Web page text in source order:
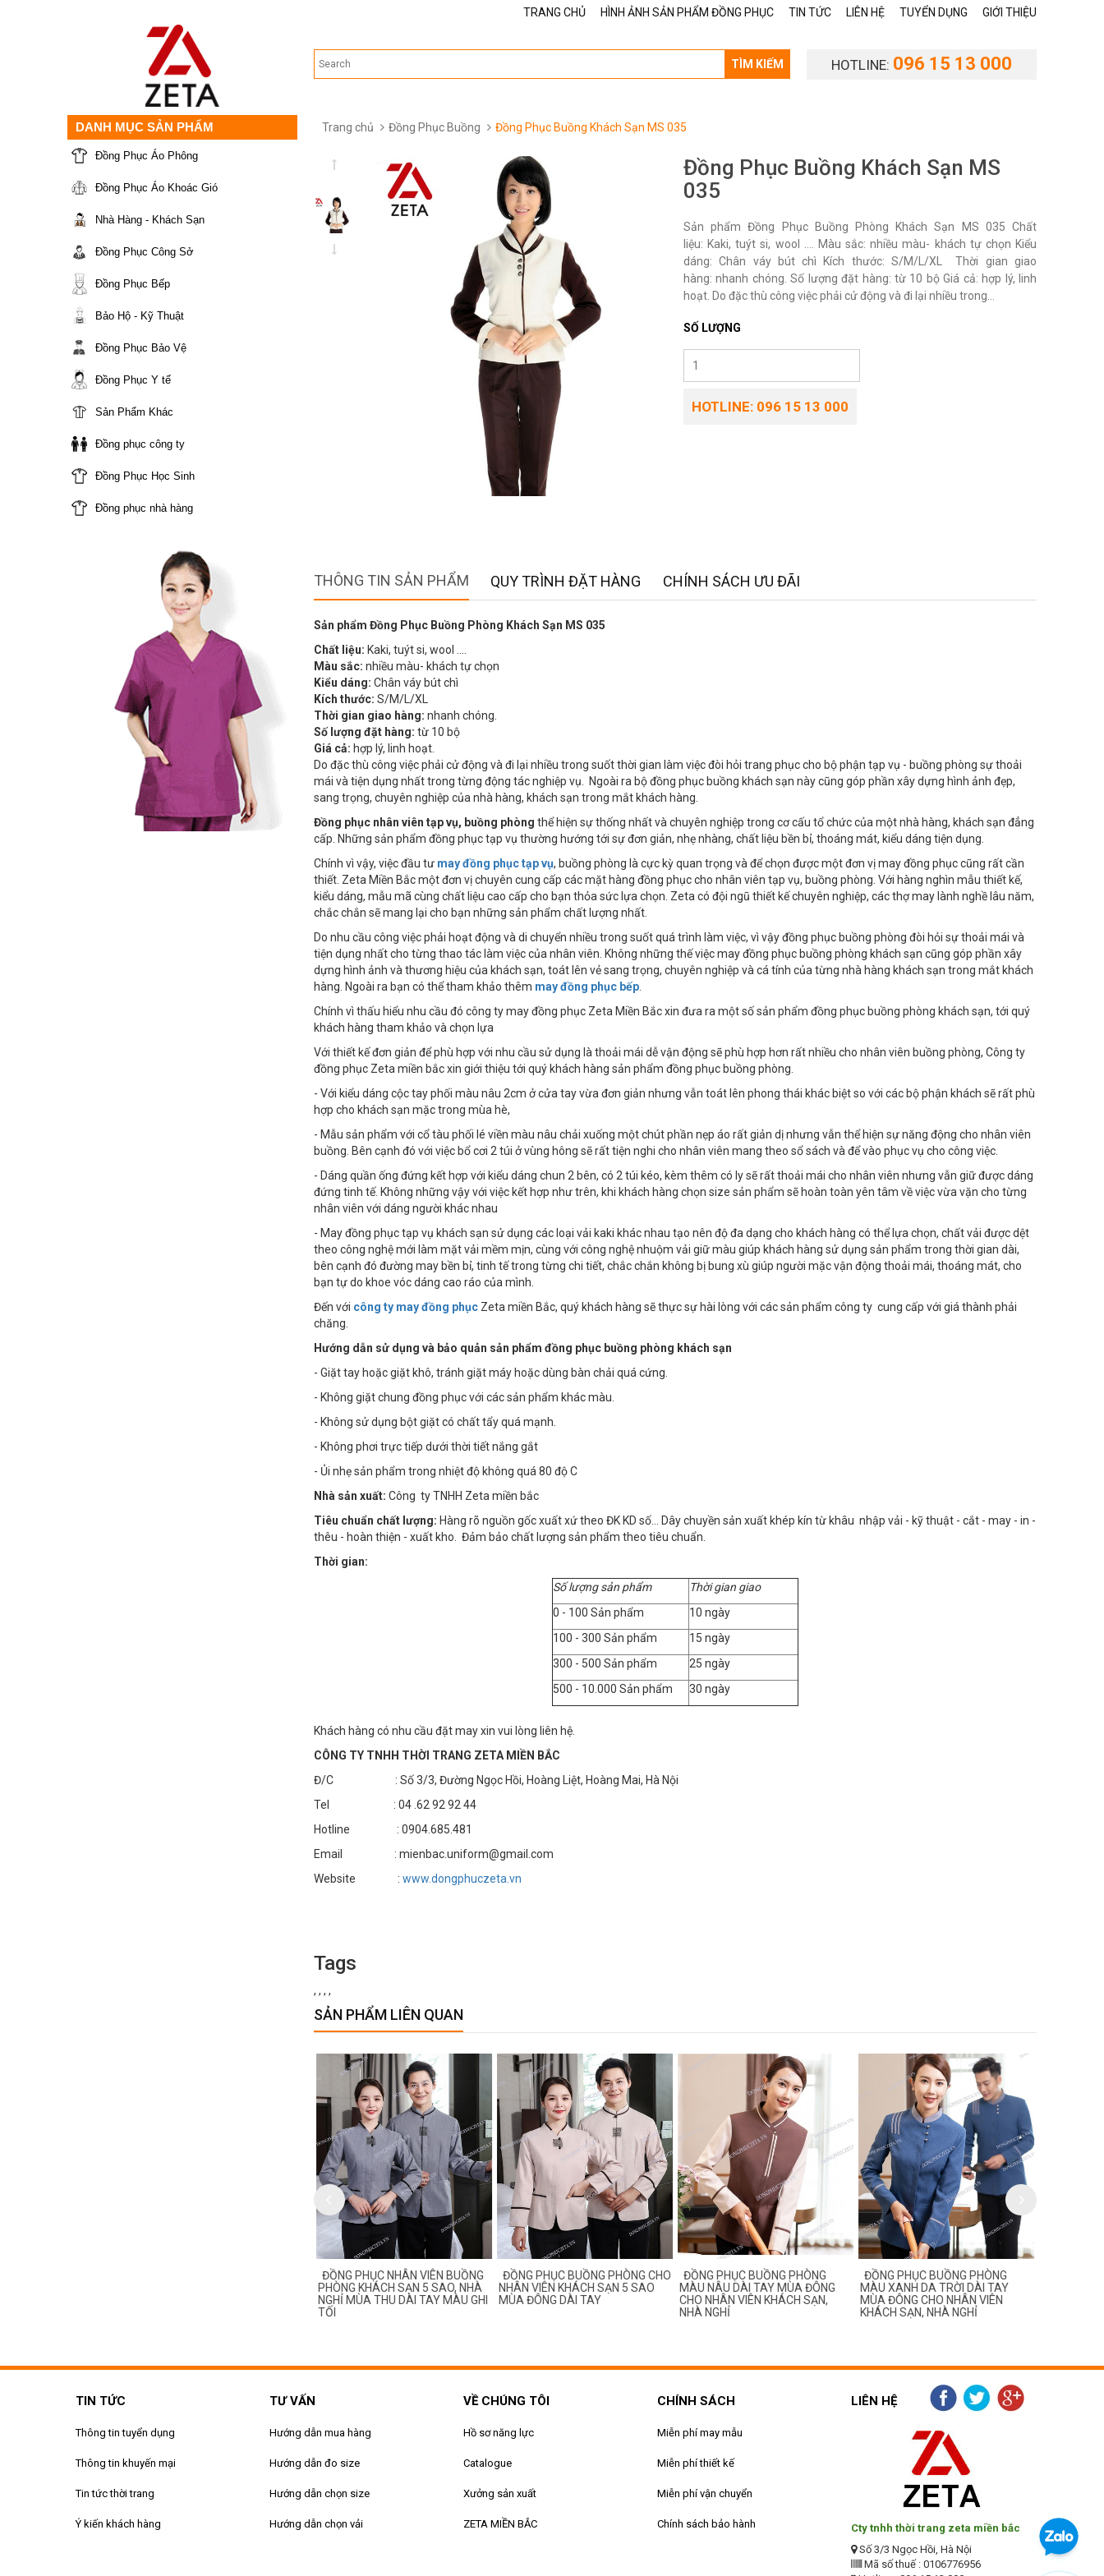
TRANG CHỦ HÌNH ẢNH SẢN PHẨM ĐỒNG PHỤC TIN TỨC LIÊN HỆ TUYỂN DỤNG GIỚI THIỆU
HOTLINE: 096 15 13 000
TÌM KIẾM
DANH MỤC SẢN PHẨM
Đồng Phục Áo Phông
Đồng Phục Áo Khoác Gió
Nhà Hàng - Khách Sạn
Đồng Phục Công Sở
Đồng Phục Bếp
Bảo Hộ - Kỹ Thuật
Đồng Phục Bảo Vệ
Đồng Phục Y tế
Sản Phẩm Khác
Đồng phục công ty
Đồng Phục Học Sinh
Đồng phục nhà hàng
Trang chủ Đồng Phục Buồng Đồng Phục Buồng Khách Sạn MS 035
Đồng Phục Buồng Khách Sạn MS
035
Sản phẩm Đồng Phục Buồng Phòng Khách Sạn MS 035 Chất
liệu: Kaki, tuýt si, wool …. Màu sắc: nhiều màu- khách tự chọn Kiểu
dáng: Chân váy bút chì Kích thước: S/M/L/XL Thời gian giao
hàng: nhanh chóng. Số lượng đặt hàng: từ 10 bộ Giá cả: hợp lý, linh
hoạt. Do đặc thù công việc phải cử động và đi lại nhiều trong...
SỐ LƯỢNG
HOTLINE: 096 15 13 000
THÔNG TIN SẢN PHẨM QUY TRÌNH ĐẶT HÀNG CHÍNH SÁCH ƯU ĐÃI
Sản phẩm Đồng Phục Buồng Phòng Khách Sạn MS 035
Chất liệu: Kaki, tuýt si, wool ….
Màu sắc: nhiều màu- khách tự chọn
Kiểu dáng: Chân váy bút chì
Kích thước: S/M/L/XL
Thời gian giao hàng: nhanh chóng.
Số lượng đặt hàng: từ 10 bộ
Giá cả: hợp lý, linh hoạt.
Do đặc thù công việc phải cử động và đi lại nhiều trong suốt thời gian làm việc đòi hỏi trang phục cho bộ phận tạp vụ - buồng phòng sự thoải
mái và tiện dụng nhất trong từng động tác nghiệp vụ. Ngoài ra bộ đồng phục buồng khách sạn này cũng góp phần xây dựng hình ảnh đẹp,
sang trọng, chuyên nghiệp của nhà hàng, khách sạn trong mắt khách hàng.
Đồng phục nhân viên tạp vụ, buồng phòng thể hiện sự thống nhất và chuyên nghiệp trong cơ cấu tổ chức của một nhà hàng, khách sạn đẳng
cấp. Những sản phẩm đồng phục tạp vụ thường hướng tới sự đơn giản, nhẹ nhàng, chất liệu bền bỉ, thoáng mát, kiểu dáng tiện dụng.
Chính vì vậy, việc đầu tư may đồng phục tạp vụ, buồng phòng là cực kỳ quan trọng và để chọn được một đơn vị may đồng phục cũng rất cần
thiết. Zeta Miền Bắc một đơn vị chuyên cung cấp các mặt hàng đồng phục cho nhân viên tạp vụ, buồng phòng. Với hàng nghìn mẫu thiết kế,
kiểu dáng, mẫu mã cùng chất liệu cao cấp cho bạn thỏa sức lựa chọn. Zeta có đội ngũ thiết kế chuyên nghiệp, các thợ may lành nghề lâu năm,
chắc chắn sẽ mang lại cho bạn những sản phẩm chất lượng nhất.
Do nhu cầu công việc phải hoạt động và di chuyển nhiều trong suốt quá trình làm việc, vì vậy đồng phục buồng phòng đòi hỏi sự thoải mái và
tiện dụng nhất cho từng thao tác làm việc của nhân viên. Không những thế việc may đồng phục buồng phòng khách sạn cũng góp phần xây
dựng hình ảnh và thương hiệu của khách sạn, toát lên vẻ sang trọng, chuyên nghiệp và cá tính của từng nhà hàng khách sạn trong mắt khách
hàng. Ngoài ra bạn có thể tham khảo thêm may đồng phục bếp
Chính vì thấu hiểu nhu cầu đó công ty may đồng phục Zeta Miền Bắc xin đưa ra một số sản phẩm đồng phục buồng phòng khách sạn, tới quý
khách hàng tham khảo và chọn lựa
Với thiết kế đơn giản để phù hợp với nhu cầu sử dụng là thoải mái dễ vận động sẽ phù hợp hơn rất nhiều cho nhân viên buồng phòng, Công ty
đồng phục Zeta miền bắc xin giới thiệu tới quý khách hàng sản phẩm đồng phục buồng phòng.
- Với kiểu dáng cộc tay phối màu nâu 2cm ở cửa tay vừa đơn giản nhưng vẫn toát lên phong thái khác biệt so với các bộ phận khách sẽ rất phù
hợp cho khách sạn mặc trong mùa hè,
- Mẫu sản phẩm với cổ tàu phối lé viền màu nâu chải xuống một chút phần nẹp áo rất giản dị nhưng vẫn thể hiện sự năng động cho nhân viên
buồng. Bên cạnh đó với việc bổ cơi 2 túi ở vùng hông sẽ rất tiện nghi cho nhân viên mang theo sổ sách và để vào phục vụ cho công việc.
- Dáng quần ống đứng kết hợp với kiểu dáng chun 2 bên, có 2 túi kéo, kèm thêm có ly sẽ rất thoải mái cho nhân viên nhưng vẫn giữ được dáng
đứng tinh tế. Không những vậy với việc kết hợp như trên, khi khách hàng chọn size sản phẩm sẽ hoàn toàn yên tâm về việc vừa vặn cho từng
nhân viên với dáng người khác nhau
- May đồng phục tạp vụ khách sạn sử dụng các loại vải kaki khác nhau tạo nên độ đa dạng cho khách hàng có thể lựa chọn, chất vải được dệt
theo công nghệ mới làm mặt vải mềm mịn, cùng với công nghệ nhuộm vải giữ màu giúp khách hàng sử dụng sản phẩm trong thời gian dài,
bên cạnh đó đường may bền bỉ, tinh tế trong từng chi tiết, chắc chắn không bị bung xù giúp người mặc vận động thoải mái, thoáng mát, cho
bạn tự do khoe vóc dáng cao ráo của mình.
Đến với công ty may đồng phục Zeta miền Bắc, quý khách hàng sẽ thực sự hài lòng với các sản phẩm công ty cung cấp với giá thành phải
chăng.
Hướng dẫn sử dụng và bảo quản sản phẩm đồng phục buồng phòng khách sạn
- Giặt tay hoặc giặt khô, tránh giặt máy hoặc dùng bàn chải quá cứng.
- Không giặt chung đồng phục với các sản phẩm khác màu.
- Không sử dụng bột giặt có chất tẩy quá mạnh.
- Không phơi trực tiếp dưới thời tiết nắng gắt
- Ủi nhẹ sản phẩm trong nhiệt độ không quá 80 độ C
Nhà sản xuất: Công ty TNHH Zeta miền bắc
Tiêu chuẩn chất lượng: Hàng rõ nguồn gốc xuất xứ theo ĐK KD số… Dây chuyền sản xuất khép kín từ khâu nhập vải - kỹ thuật - cắt - may - in -
thêu - hoàn thiện - xuất kho. Đảm bảo chất lượng sản phẩm theo tiêu chuẩn.
Thời gian:
Số lượng sản phẩm
Thời gian giao
0 - 100 Sản phẩm
10 ngày
100 - 300 Sản phẩm
15 ngày
300 - 500 Sản phẩm
25 ngày
500 - 10.000 Sản phẩm
30 ngày
Khách hàng có nhu cầu đặt may xin vui lòng liên hệ.
CÔNG TY TNHH THỜI TRANG ZETA MIỀN BẮC
Đ/C : Số 3/3, Đường Ngọc Hồi, Hoàng Liệt, Hoàng Mai, Hà Nội
Tel : 04 .62 92 92 44
Hotline : 0904.685.481
Email : mienbac.uniform@gmail.com
Website : www.dongphuczeta.vn
Tags
, , , ,
SẢN PHẨM LIÊN QUAN
ĐỒNG PHỤC NHÂN VIÊN BUỒNG
PHÒNG KHÁCH SẠN 5 SAO, NHÀ
NGHỈ MÙA THU DÀI TAY MÀU GHI
TỐI
ĐỒNG PHỤC BUỒNG PHÒNG CHO
NHÂN VIÊN KHÁCH SẠN 5 SAO
MÙA ĐÔNG DÀI TAY
ĐỒNG PHỤC BUỒNG PHÒNG
MÀU NÂU DÀI TAY MÙA ĐÔNG
CHO NHÂN VIÊN KHÁCH SẠN,
NHÀ NGHỈ
ĐỒNG PHỤC BUỒNG PHÒNG
MÀU XANH DA TRỜI DÀI TAY
MÙA ĐÔNG CHO NHÂN VIÊN
KHÁCH SẠN, NHÀ NGHỈ
TIN TỨC
Thông tin tuyển dụng
Thông tin khuyến mại
Tin tức thời trang
Ý kiến khách hàng
TƯ VẤN
Hướng dẫn mua hàng
Hướng dẫn đo size
Hướng dẫn chọn size
Hướng dẫn chọn vải
VỀ CHÚNG TÔI
Hồ sơ năng lực
Catalogue
Xưởng sản xuất
ZETA MIỀN BẮC
CHÍNH SÁCH
Miễn phí may mẫu
Miễn phí thiết kế
Miễn phí vận chuyển
Chính sách bảo hành
LIÊN HỆ
Cty tnhh thời trang zeta miền bắc
Số 3/3 Ngọc Hồi, Hà Nội
Mã số thuế : 0106776956